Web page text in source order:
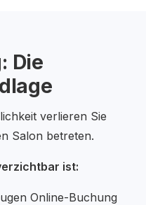
Die
verlieren Sie
Salon betreten.
ist:
Online-Buchung